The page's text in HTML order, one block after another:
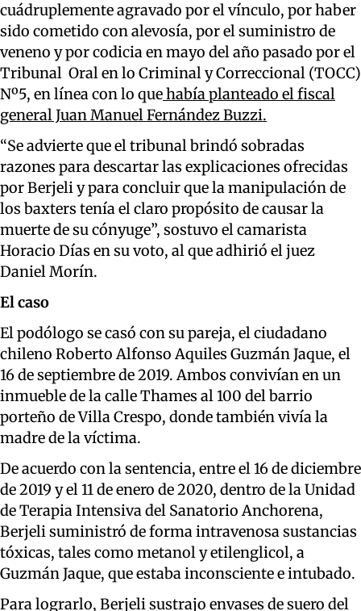
cuádruplemente agravado por el vínculo, por haber
sido cometido con alevosía, por el suministro de
veneno y por codicia en mayo del año pasado por el
Tribunal Oral en lo Criminal y Correccional (TOCC)
Nº5, en línea con lo quehabía planteado el fiscal
general Juan Manuel Fernández Buzzi.
“Se advierte que el tribunal brindó sobradas
razones para descartar las explicaciones ofrecidas
por Berjeli y para concluir que la manipulación de
los baxters tenía el claro propósito de causar la
muerte de su cónyuge”, sostuvo el camarista
Horacio Días en su voto, al que adhirió el juez
Daniel Morín.
El caso
El podólogo se casó con su pareja, el ciudadano
chileno Roberto Alfonso Aquiles Guzmán Jaque, el
16 de septiembre de 2019. Ambos convivían en un
inmueble de la calle Thames al 100 del barrio
porteño de Villa Crespo, donde también vivía la
madre de la víctima.
De acuerdo con la sentencia, entre el 16 de diciembre
de 2019 y el 11 de enero de 2020, dentro de la Unidad
de Terapia Intensiva del Sanatorio Anchorena,
Berjeli suministró de forma intravenosa sustancias
tóxicas, tales como metanol y etilenglicol, a
Guzmán Jaque, que estaba inconsciente e intubado.
Para lograrlo, Berjeli sustrajo envases de suero del